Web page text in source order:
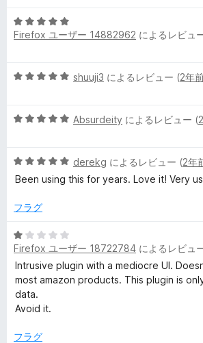
A
m
a
z
o
n
r
i
c
評
価
5
段
5
価
Firefox ユーザー 14882962 によるレビュ
5
中
評
価
shuuji3 によるレビュー (2年
5
中
5
評
Absurdeity によるレビュー (
5
段
中
の
評
価
derekg によるレビュー (2年
Been using this for years. Love it! Very
フラグ
5
段
階
中
1
の
価
Firefox ユーザー 18722784 によるレビュ
Intrusive plugin with a mediocre UI.
most amazon products. This plugin is
data.
Avoid it.
フラグ